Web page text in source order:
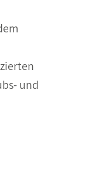
und